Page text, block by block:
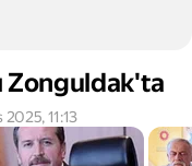
Zonguldak'ta
2025, 11:13